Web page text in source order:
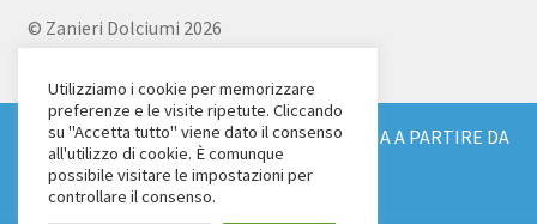
SPEDIZIONE GRATUITA IN TUTTA ITALIA A PARTIRE DA
€ 150
Ignora
© Zanieri Dolciumi 2026
Via Alfieri 18
Scandicci (FI)
Tel. 055 2571707
C.F. e P.IVA: 04904430487
Utilizziamo i cookie per memorizzare
preferenze e le visite ripetute. Cliccando
su "Accetta tutto" viene dato il consenso
all'utilizzo di cookie. È comunque
possibile visitare le impostazioni per
controllare il consenso.